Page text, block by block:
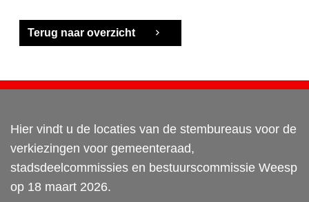
Terug naar overzicht
Hier vindt u de locaties van de stembureaus voor de
verkiezingen voor gemeenteraad,
stadsdeelcommissies en bestuurscommissie Weesp
op 18 maart 2026.